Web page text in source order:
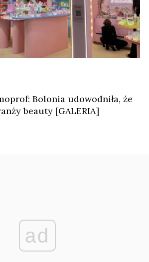
Bolonia udowodniła, że
beauty [GALERIA]
ad